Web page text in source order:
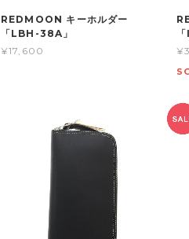
REDMOON キーホルダー
「LBH-38A」
¥17,600